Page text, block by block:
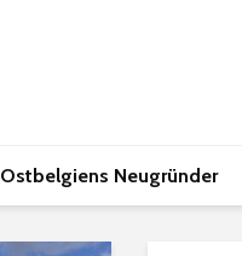
Ostbelgiens Neugründer